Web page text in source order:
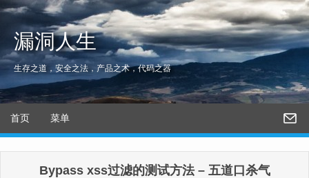
漏洞人生
生存之道，安全之法，产品之术，代码之器
首页 菜单
Bypass xss过滤的测试方法 – 五道口杀气